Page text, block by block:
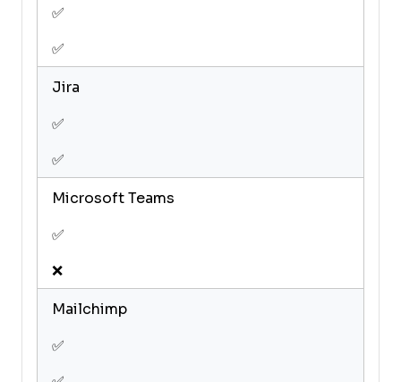
✅
✅
Jira
✅
✅
Microsoft Teams
✅
❌
Mailchimp
✅